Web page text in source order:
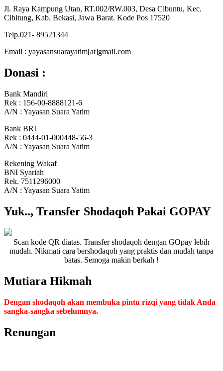
Jl. Raya Kampung Utan, RT.002/RW.003, Desa Cibuntu, Kec.
Cibitung, Kab. Bekasi, Jawa Barat. Kode Pos 17520
Telp.021- 89521344
Email : yayasansuarayatim[at]gmail.com
Donasi :
Bank Mandiri
Rek : 156-00-8888121-6
A/N : Yayasan Suara Yatim
Bank BRI
Rek : 0444-01-000448-56-3
A/N : Yayasan Suara Yatim
Rekening Wakaf
BNI Syariah
Rek. 7511296000
A/N : Yayasan Suara Yatim
Yuk.., Transfer Shodaqoh Pakai GOPAY
Scan kode QR diatas. Transfer shodaqoh dengan GOpay lebih
mudah. Nikmati cara bershodaqoh yang praktis dan mudah tanpa
batas. Semoga makin berkah !
Mutiara Hikmah
Dengan shodaqoh akan membuka pintu rizqi yang tidak Anda
sangka-sangka sebelumnya.
Renungan